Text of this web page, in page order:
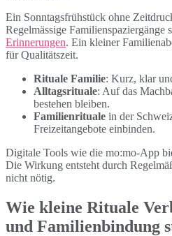
Ein Sonntagsfrühstück ohne
Regelmässige Familienspaziergänge
Erinnerungen. Ein kleiner
für Qualitätszeit.
Rituale Familie: Kurz, klar
Alltagsrituale: Auf das
bestehen bleiben.
Familienrituale in der
Freizeitangebote einbinden.
Digitale Tools wie die mo:mo-App
Die Wirkung entsteht durch
nicht nötig.
Wie kleine Rituale
und Familienbindung